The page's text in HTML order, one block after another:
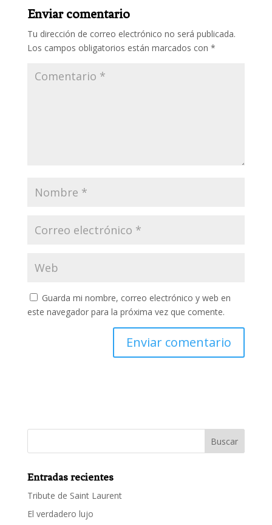
Enviar comentario
Tu dirección de correo electrónico no será publicada.
Los campos obligatorios están marcados con *
Guarda mi nombre, correo electrónico y web en
este navegador para la próxima vez que comente.
Entradas recientes
Tribute de Saint Laurent
El verdadero lujo